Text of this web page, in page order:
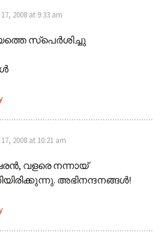
2008 at 9:33 am
സ്പെര്‍ശിച്ചു
2008 at 10:21 am
വളരെ നന്നായ്‌
അഭിനന്ദനങ്ങള്‍!